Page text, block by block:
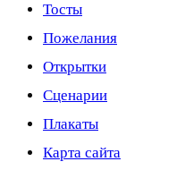
Тосты
Пожелания
Открытки
Сценарии
Плакаты
Карта сайта